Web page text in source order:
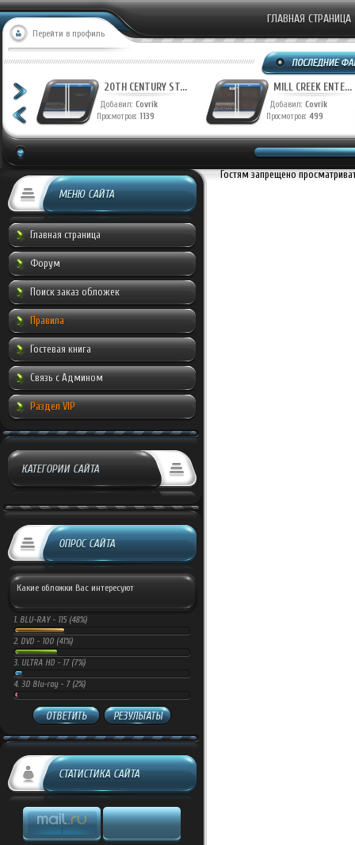
Перейти в профиль
ГЛАВНАЯ СТРАНИЦА
20TH CENTURY ST...
Добавил: Covrik
Просмотров: 1139
MILL CREEK ENTE...
Добавил: Covrik
Просмотров: 499
МЕНЮ САЙТА
Главная страница
Форум
Поиск заказ обложек
Правила
Гостевая книга
Связь с Админом
Раздел VIP
КАТЕГОРИИ САЙТА
ОПРОС САЙТА
Какие обложки Вас интересуют
1. BLU-RAY - 115 (48%)
2. DVD - 100 (41%)
3. ULTRA HD - 17 (7%)
4. 3D Blu-ray - 7 (2%)
ОТВЕТИТЬ РЕЗУЛЬТАТЫ
СТАТИСТИКА САЙТА
Гостям запрещено